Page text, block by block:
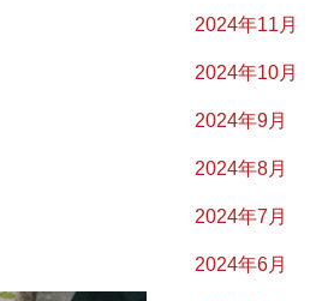
2024年11月
2024年10月
2024年9月
2024年8月
2024年7月
2024年6月